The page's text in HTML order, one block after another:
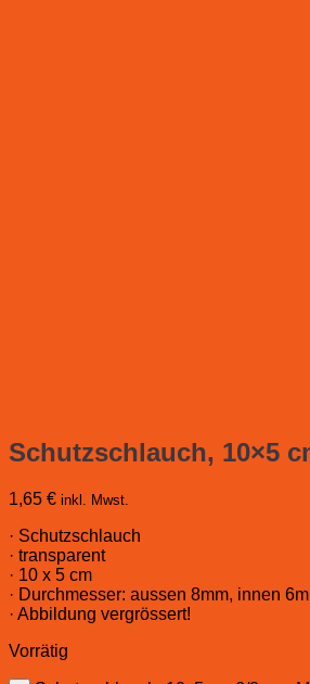
Schutzschlauch, 10×5
1,65 € inkl. Mwst.
· Schutzschlauch
· transparent
· 10 x 5 cm
· Durchmesser: aussen 8mm, innen
· Abbildung vergrössert!
Vorrätig